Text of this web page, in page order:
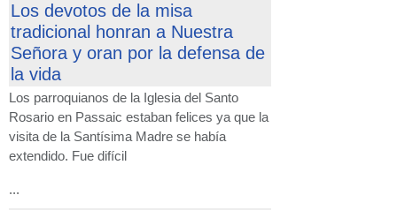
Los devotos de la misa
tradicional honran a Nuestra
Señora y oran por la defensa de
la vida
Los parroquianos de la Iglesia del Santo
Rosario en Passaic estaban felices ya que la
visita de la Santísima Madre se había
extendido. Fue difícil
...